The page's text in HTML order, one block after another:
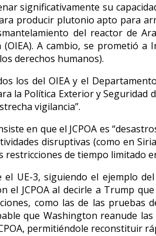
significativamente su
producir plutonio apto para
del reactor de
A cambio, se prometió
derechos humanos).
los del OIEA y el
la Política Exterior y
vigilancia”.
en que el JCPOA es
disruptivas (como en
restricciones de tiempo
UE-3, siguiendo el ejemplo
el JCPOA al decirle a Trump
como las de las
que Washington reanude
permitiéndole reconstituir